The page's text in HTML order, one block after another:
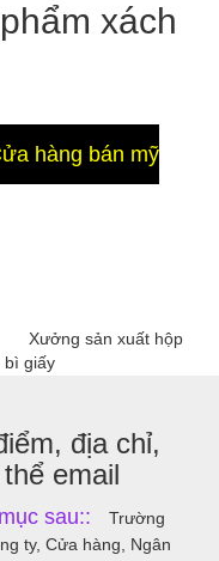
xách
hàng bán mỹ
Xưởng sản xuất hộp
bì giấy
địa chỉ,
email
sau::
Trường
ty, Cửa hàng, Ngân